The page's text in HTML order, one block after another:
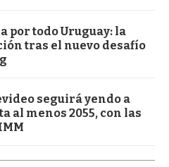
por todo Uruguay: la
tras el nuevo desafío
seguirá yendo a
al menos 2055, con las